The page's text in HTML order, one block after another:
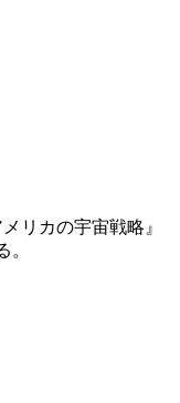
リカの宇宙戦略』
。